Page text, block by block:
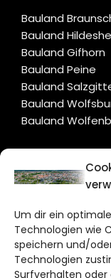
Um dir ein
Technologien wie
speichern und/
Technologien
Surfverhalten oder
Bauland
Bauland
Bauland Gifhorn
Bauland Peine
Bauland
Bauland
Bauland
CITYLIFE!
Bruchtorwall 12
38100
Telefon: 0531